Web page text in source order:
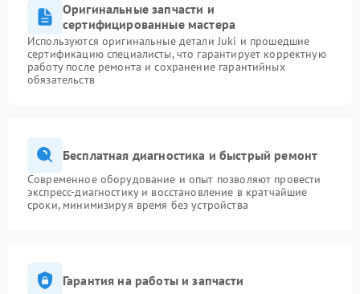
Оригинальные запчасти и
сертифицированные мастера
Используются оригинальные детали Juki и прошедшие
сертификацию специалисты, что гарантирует корректную
работу после ремонта и сохранение гарантийных
обязательств
Бесплатная диагностика и быстрый ремонт
Современное оборудование и опыт позволяют провести
экспресс-диагностику и восстановление в кратчайшие
сроки, минимизируя время без устройства
Гарантия на работы и запчасти